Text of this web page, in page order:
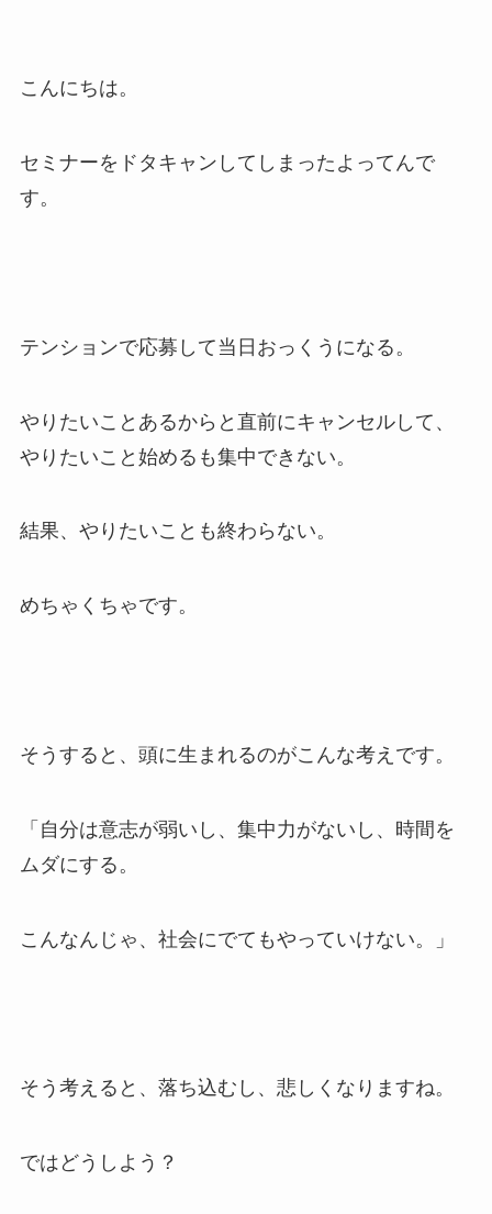
こんにちは。
セミナーをドタキャンしてしまったよってんで
す。
テンションで応募して当日おっくうになる。
やりたいことあるからと直前にキャンセルして、
やりたいこと始めるも集中できない。
結果、やりたいことも終わらない。
めちゃくちゃです。
そうすると、頭に生まれるのがこんな考えです。
「自分は意志が弱いし、集中力がないし、時間を
ムダにする。
こんなんじゃ、社会にでてもやっていけない。」
そう考えると、落ち込むし、悲しくなりますね。
ではどうしよう？